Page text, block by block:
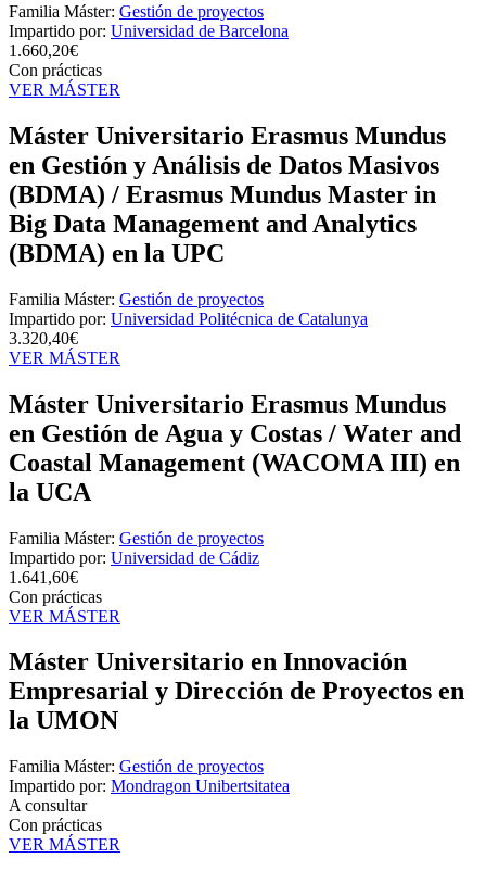
Familia Máster: Gestión de proyectos
Impartido por: Universidad de Barcelona
1.660,20€
Con prácticas
VER MÁSTER
Máster Universitario Erasmus Mundus
en Gestión y Análisis de Datos Masivos
(BDMA) / Erasmus Mundus Master in
Big Data Management and Analytics
(BDMA) en la UPC
Familia Máster: Gestión de proyectos
Impartido por: Universidad Politécnica de Catalunya
3.320,40€
VER MÁSTER
Máster Universitario Erasmus Mundus
en Gestión de Agua y Costas / Water and
Coastal Management (WACOMA III) en
la UCA
Familia Máster: Gestión de proyectos
Impartido por: Universidad de Cádiz
1.641,60€
Con prácticas
VER MÁSTER
Máster Universitario en Innovación
Empresarial y Dirección de Proyectos en
la UMON
Familia Máster: Gestión de proyectos
Impartido por: Mondragon Unibertsitatea
A consultar
Con prácticas
VER MÁSTER